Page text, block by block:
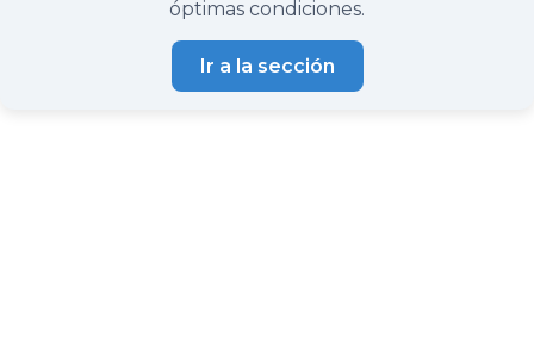
óptimas condiciones.
Ir a la sección